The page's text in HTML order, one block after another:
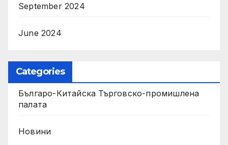
September 2024
June 2024
Categories
Българо-Китайска Търговско-промишлена
палaта
Новини